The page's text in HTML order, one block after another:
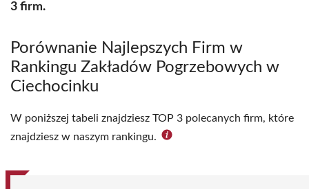
3 firm.
Porównanie Najlepszych Firm w
Rankingu Zakładów Pogrzebowych w
Ciechocinku
W poniższej tabeli znajdziesz TOP 3 polecanych firm, które
znajdziesz w naszym rankingu.